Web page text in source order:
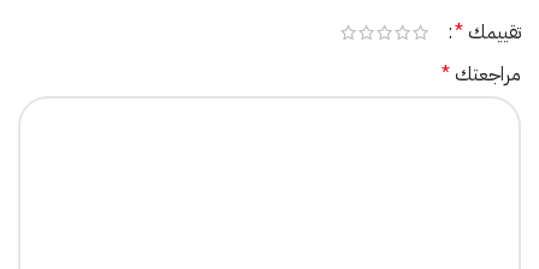
تقييمك*
مراجعتك*